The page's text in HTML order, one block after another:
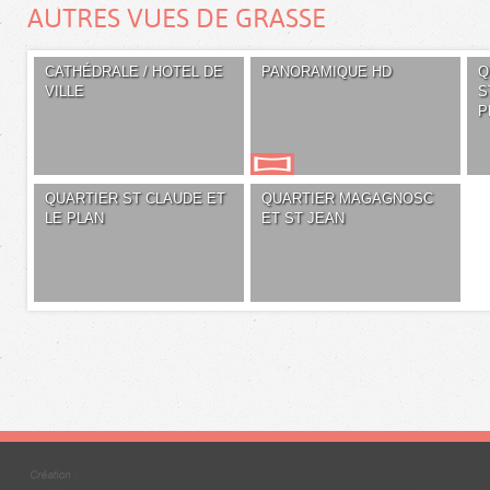
AUTRES VUES DE GRASSE
CATHÉDRALE / HOTEL DE
VILLE
PANORAMIQUE HD
QUARTIER ST CLAUDE ET
LE PLAN
QUARTIER MAGAGNOSC
ET ST JEAN